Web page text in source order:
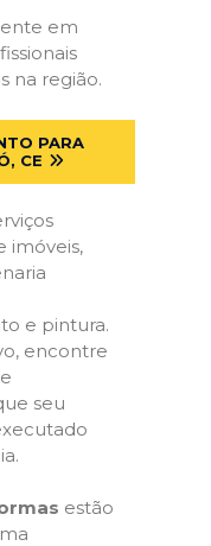
em
na região.
PARA
CE
imóveis,
e pintura.
encontre
seu
estão